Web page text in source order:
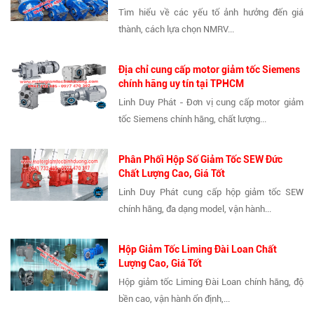
Tìm hiểu về các yếu tố ảnh hưởng đến giá
thành, cách lựa chọn NMRV...
Địa chỉ cung cấp motor giảm tốc Siemens
chính hãng uy tín tại TPHCM
Linh Duy Phát - Đơn vị cung cấp motor giảm
tốc Siemens chính hãng, chất lượng...
Phân Phối Hộp Số Giảm Tốc SEW Đức
Chất Lượng Cao, Giá Tốt
Linh Duy Phát cung cấp hộp giảm tốc SEW
chính hãng, đa dạng model, vận hành...
Hộp Giảm Tốc Liming Đài Loan Chất
Lượng Cao, Giá Tốt
Hộp giảm tốc Liming Đài Loan chính hãng, độ
bền cao, vận hành ổn định,...